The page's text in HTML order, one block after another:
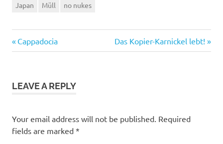
Japan Müll no nukes
Post
Previous
Post:
Cappadocia
Next
Post:
Das Kopier-Karnickel lebt!
LEAVE A REPLY
Your email address will not be published. Required
fields are marked *